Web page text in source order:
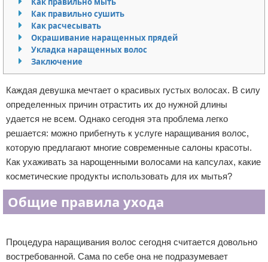
Уход за ногтями
Макияж
Парфюмерия
Прически
Разное
Уход за лицом
Хирургия
Отказ от ответственности
Как правильно сушить
Как расчесывать
Окрашивание наращенных прядей
Укладка наращенных волос
Заключение
Каждая девушка мечтает о красивых густых волосах. В силу
определенных причин отрастить их до нужной длины
удается не всем. Однако сегодня эта проблема легко
решается: можно прибегнуть к услуге наращивания волос,
которую предлагают многие современные салоны красоты.
Как ухаживать за нарощенными волосами на капсулах, какие
косметические продукты использовать для их мытья?
Общие правила ухода
Процедура наращивания волос сегодня считается довольно
востребованной. Сама по себе она не подразумевает